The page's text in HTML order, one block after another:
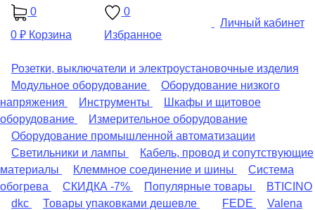
0
0 ₽ Корзина
Личный кабинет
0
Избранное
Розетки, выключатели и электроустановочные изделия
Модульное оборудование
Оборудование низкого
напряжения
Инструменты
Шкафы и щитовое
оборудование
Измерительное оборудование
Оборудование промышленной автоматизации
Светильники и лампы
Кабель, провод и сопутствующие
материалы
Клеммное соединение и шины
Система
обогрева
СКИДКА -7% Популярные товары
BTICINO
dkc
Товары упаковками дешевле FEDE
Valena